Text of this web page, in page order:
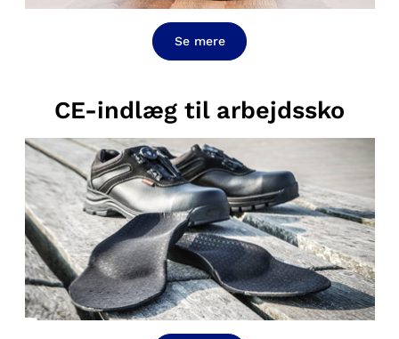
Se mere
CE-indlæg til arbejdssko